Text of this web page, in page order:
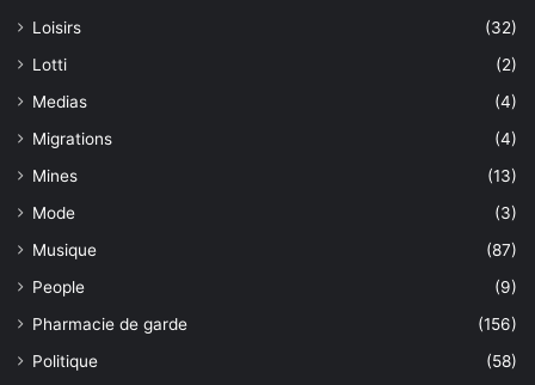
Loisirs
(32)
Lotti
(2)
Medias
(4)
Migrations
(4)
Mines
(13)
Mode
(3)
Musique
(87)
People
(9)
Pharmacie de garde
(156)
Politique
(58)